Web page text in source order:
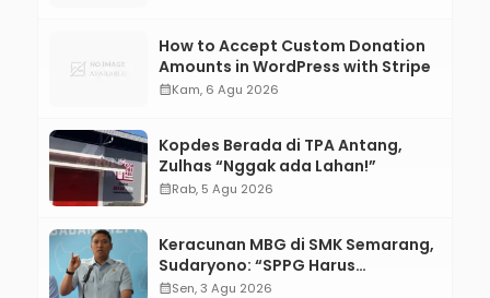
How to Accept Custom Donation
Amounts in WordPress with Stripe
calendar_monthKam, 6 Agu 2026
Kopdes Berada di TPA Antang,
Zulhas “Nggak ada Lahan!”
calendar_monthRab, 5 Agu 2026
Keracunan MBG di SMK Semarang,
Sudaryono: “SPPG Harus
Bertanggung Jawab!”
calendar_monthSen, 3 Agu 2026